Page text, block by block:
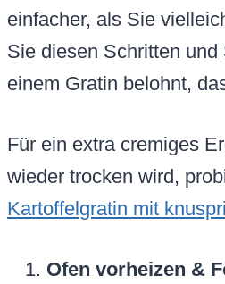
einfacher, als Sie
Sie diesen Schritten
einem Gratin belohnt,
Für ein extra cremiges
wieder trocken wird,
Kartoffelgratin mit
Ofen vorheizen &